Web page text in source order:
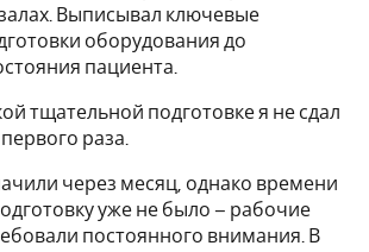
Выписывал ключевые
оборудования до
пациента.
тщательной подготовке я не сдал
раза.
через месяц, однако времени
уже не было – рабочие
постоянного внимания. В